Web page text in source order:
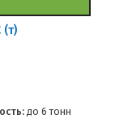
(т)
до 6 тонн